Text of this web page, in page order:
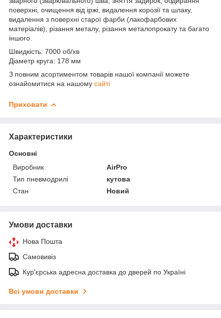
поверхні, очищення від іржі, видалення корозії та шлаку,
видалення з поверхні старої фарби (лакофарбових
матеріалів), різання металу, різання металопрокату та багато
іншого.
Швидкість: 7000 об/хв
Діаметр круга: 178 мм
З повним асортиментом товарів нашої компанії можете
ознайомитися на нашому сайті
Приховати
Характеристики
Основні
Виробник
AirPro
Тип пневмодрилі
кутова
Стан
Новий
Умови доставки
Нова Пошта
Самовивіз
Кур'єрська адресна доставка до дверей по Україні
Всі умови доставки